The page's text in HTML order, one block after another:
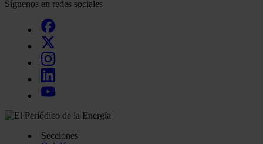
Síguenos en redes sociales
Secciones